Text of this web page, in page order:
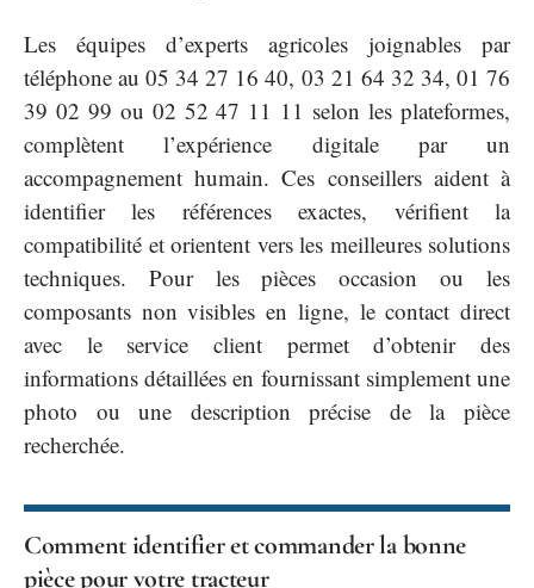
Les équipes d’experts agricoles joignables par
téléphone au 05 34 27 16 40, 03 21 64 32 34, 01 76
39 02 99 ou 02 52 47 11 11 selon les plateformes,
complètent l’expérience digitale par un
accompagnement humain. Ces conseillers aident à
identifier les références exactes, vérifient la
compatibilité et orientent vers les meilleures solutions
techniques. Pour les pièces occasion ou les
composants non visibles en ligne, le contact direct
avec le service client permet d’obtenir des
informations détaillées en fournissant simplement une
photo ou une description précise de la pièce
recherchée.
Comment identifier et commander la bonne
pièce pour votre tracteur